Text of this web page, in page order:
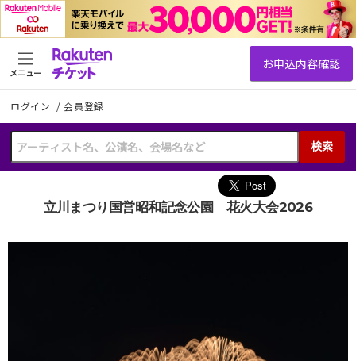
ログイン /会員登録
検索
メニュー
立川まつり国営昭和記念公園 花火大会2026